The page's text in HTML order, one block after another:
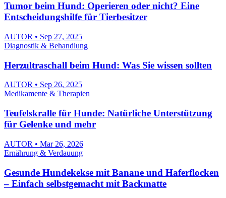
Tumor beim Hund: Operieren oder nicht? Eine
Entscheidungshilfe für Tierbesitzer
AUTOR • Sep 27, 2025
Diagnostik & Behandlung
Herzultraschall beim Hund: Was Sie wissen sollten
AUTOR • Sep 26, 2025
Medikamente & Therapien
Teufelskralle für Hunde: Natürliche Unterstützung
für Gelenke und mehr
AUTOR • Mar 26, 2026
Ernährung & Verdauung
Gesunde Hundekekse mit Banane und Haferflocken
– Einfach selbstgemacht mit Backmatte